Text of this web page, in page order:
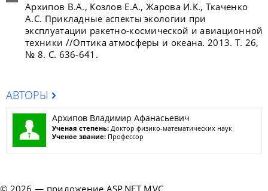
Архипов В.А., Козлов Е.А., Жарова И.К., Ткаченко
А.С. Прикладные аспекты экологии при
эксплуатации ракетно-космической и авиационной
техники //Оптика атмосферы и океана. 2013. Т. 26,
№ 8. С. 636-641.
АВТОРЫ
Архипов Владимир Афанасьевич
Ученая степень: Доктор физико-математических наук
Ученое звание: Профессор